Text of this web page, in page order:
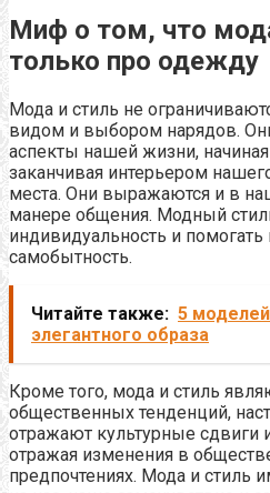
Миф о том, что
только про одежду
Мода и стиль не
видом и выбором нарядов.
аспекты нашей жизни,
заканчивая интерьером
места. Они выражаются и в
манере общения. Модный
индивидуальность и
самобытность.
Читайте также: 5
элегантного образа
Кроме того, мода и стиль
общественных тенденций,
отражают культурные сдвиги
отражая изменения в
предпочтениях. Мода и стиль